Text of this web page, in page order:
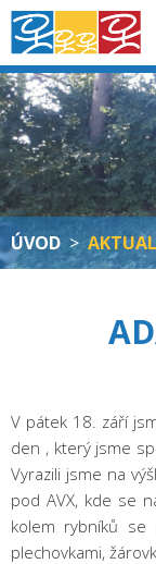
ÚVOD >
V pátek 18. září
den , který jsme
Vyrazili jsme na
pod AVX, kde se
kolem rybníků se
plechovkami,